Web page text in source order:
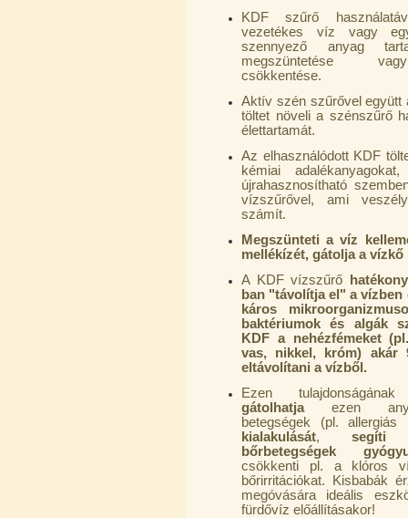
KDF szűrő
vezetékes víz vagy
szennyező anyag
megszüntetése
csökkentése.
Aktív szén szűrővel együtt
töltet növeli a szénszűrő
élettartamát.
Az elhasználódott KDF
kémiai
újrahasznosítható
vízszűrővel, ami
számít.
Megszünteti a víz
mellékízét, gátolja a vízkő
A KDF vízszűrő
ban "távolítja el" a
káros
baktériumok és algák
KDF a nehézfémeket
vas, nikkel, króm) akár
eltávolítani a vízből.
Ezen tulajdonságának
gátolhatjaezen
betegségek (pl. allergiás
kialakulását,segíti
bőrbetegségek
csökkenti pl. a klóros
bőrirritációkat. Kisbabák
megóvására ideális
fürdővíz előállításakor!